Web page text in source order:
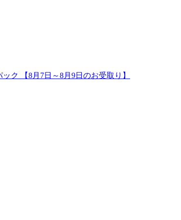
ク 【8月7日～8月9日のお受取り】